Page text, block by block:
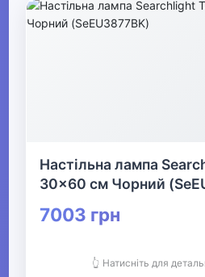
Настільна лампа
30x60 см Чорний
7003 грн
👆 Натисніть для